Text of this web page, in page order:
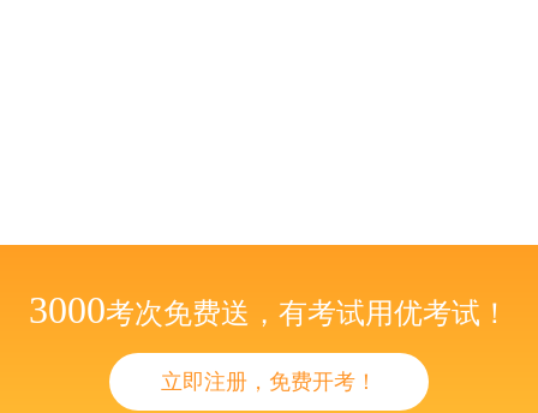
3000考次免费送，有考试用优考试！
立即注册，免费开考！